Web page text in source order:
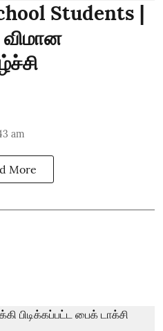
Students |
am
More